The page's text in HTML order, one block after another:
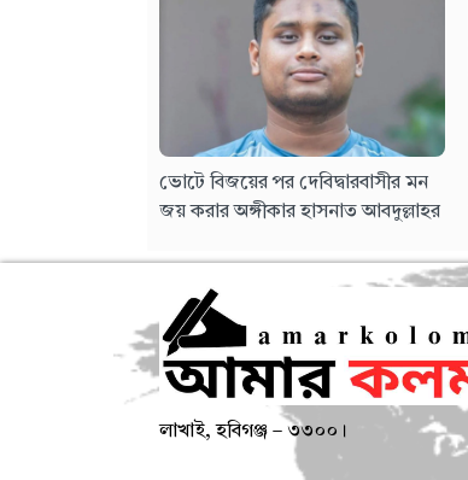
ভোটে বিজয়ের পর দেবিদ্বারবাসীর মন
জয় করার অঙ্গীকার হাসনাত আবদুল্লাহর
লাখাই, হবিগঞ্জ – ৩৩০০।